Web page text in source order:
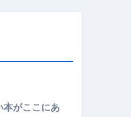
本がここにあ